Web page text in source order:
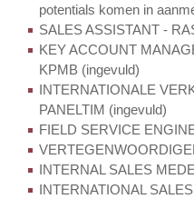
potentials komen in
SALES ASSISTANT -
KEY ACCOUNT
KPMB (ingevuld)
INTERNATIONALE
PANELTIM (ingevuld)
FIELD SERVICE
INTERNAL SALES
INTERNATIONAL